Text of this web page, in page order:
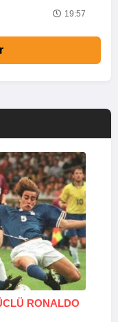
19:57
RONALDO